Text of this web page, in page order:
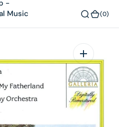
(0)